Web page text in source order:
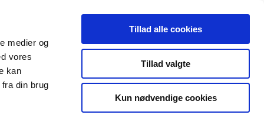
medier og
vores
kan
din brug
Tillad alle cookies
Tillad valgte
Kun nødvendige cookies
Særlige
produktområder